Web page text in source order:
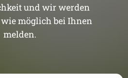
und wir werden
möglich bei Ihnen
melden.